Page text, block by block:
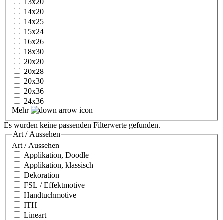
14x20
14x25
15x24
16x26
18x30
20x20
20x28
20x30
20x36
24x36
Mehr
Es wurden keine passenden Filterwerte gefunden.
Art / Aussehen
Art / Aussehen
Applikation, Doodle
Applikation, klassisch
Dekoration
FSL / Effektmotive
Handtuchmotive
ITH
Lineart